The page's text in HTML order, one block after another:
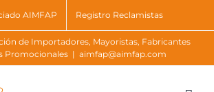
AIMFAP Registro Reclamistas
de Importadores, Mayoristas, Fabricantes
Promocionales | aimfap@aimfap.com